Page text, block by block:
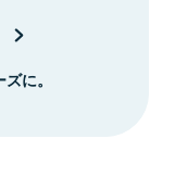
に。